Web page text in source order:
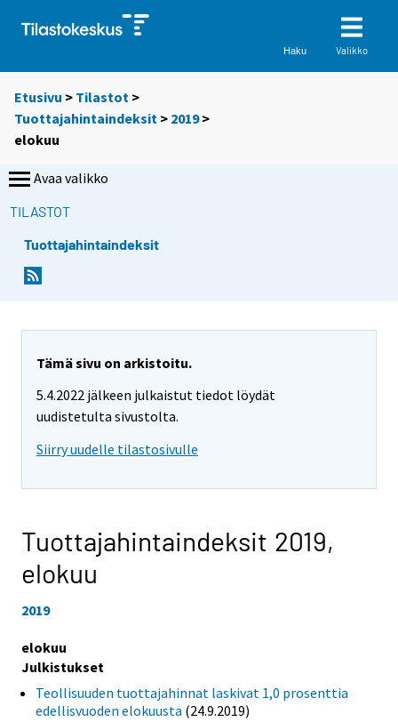
Haku Valikko
Etusivu > Tilastot >
Tuottajahintaindeksit > 2019>
elokuu
Avaa valikko
TILASTOT
Tuottajahintaindeksit
Tämä sivu on arkistoitu.
5.4.2022 jälkeen julkaistut tiedot löydät
uudistetulta sivustolta.
Siirry uudelle tilastosivulle
Tuottajahintaindeksit 2019,
elokuu
2019
elokuu
Julkistukset
Teollisuuden tuottajahinnat laskivat 1,0 prosenttia
edellisvuoden elokuusta (24.9.2019)